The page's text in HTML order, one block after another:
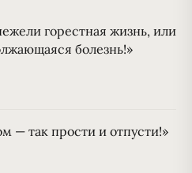
горестная жизнь, или
болезнь!»
— так прости и отпусти!»